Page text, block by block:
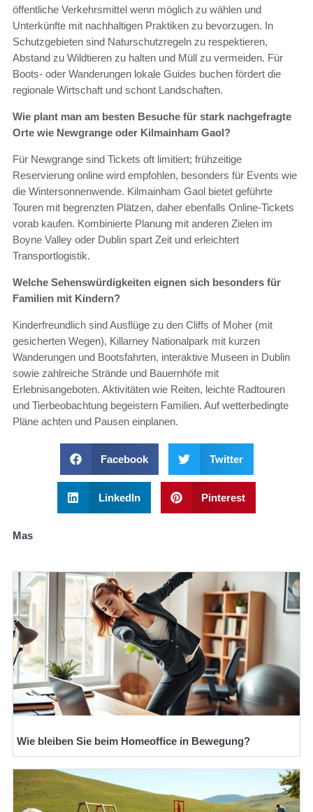
öffentliche Verkehrsmittel wenn möglich zu wählen und
Unterkünfte mit nachhaltigen Praktiken zu bevorzugen. In
Schutzgebieten sind Naturschutzregeln zu respektieren,
Abstand zu Wildtieren zu halten und Müll zu vermeiden. Für
Boots- oder Wanderungen lokale Guides buchen fördert die
regionale Wirtschaft und schont Landschaften.
Wie plant man am besten Besuche für stark nachgefragte
Orte wie Newgrange oder Kilmainham Gaol?
Für Newgrange sind Tickets oft limitiert; frühzeitige
Reservierung online wird empfohlen, besonders für Events wie
die Wintersonnenwende. Kilmainham Gaol bietet geführte
Touren mit begrenzten Plätzen, daher ebenfalls Online-Tickets
vorab kaufen. Kombinierte Planung mit anderen Zielen im
Boyne Valley oder Dublin spart Zeit und erleichtert
Transportlogistik.
Welche Sehenswürdigkeiten eignen sich besonders für
Familien mit Kindern?
Kinderfreundlich sind Ausflüge zu den Cliffs of Moher (mit
gesicherten Wegen), Killarney Nationalpark mit kurzen
Wanderungen und Bootsfahrten, interaktive Museen in Dublin
sowie zahlreiche Strände und Bauernhöfe mit
Erlebnisangeboten. Aktivitäten wie Reiten, leichte Radtouren
und Tierbeobachtung begeistern Familien. Auf wetterbedingte
Pläne achten und Pausen einplanen.
Facebook Twitter
LinkedIn Pinterest
Mas
Wie bleiben Sie beim Homeoffice in Bewegung?